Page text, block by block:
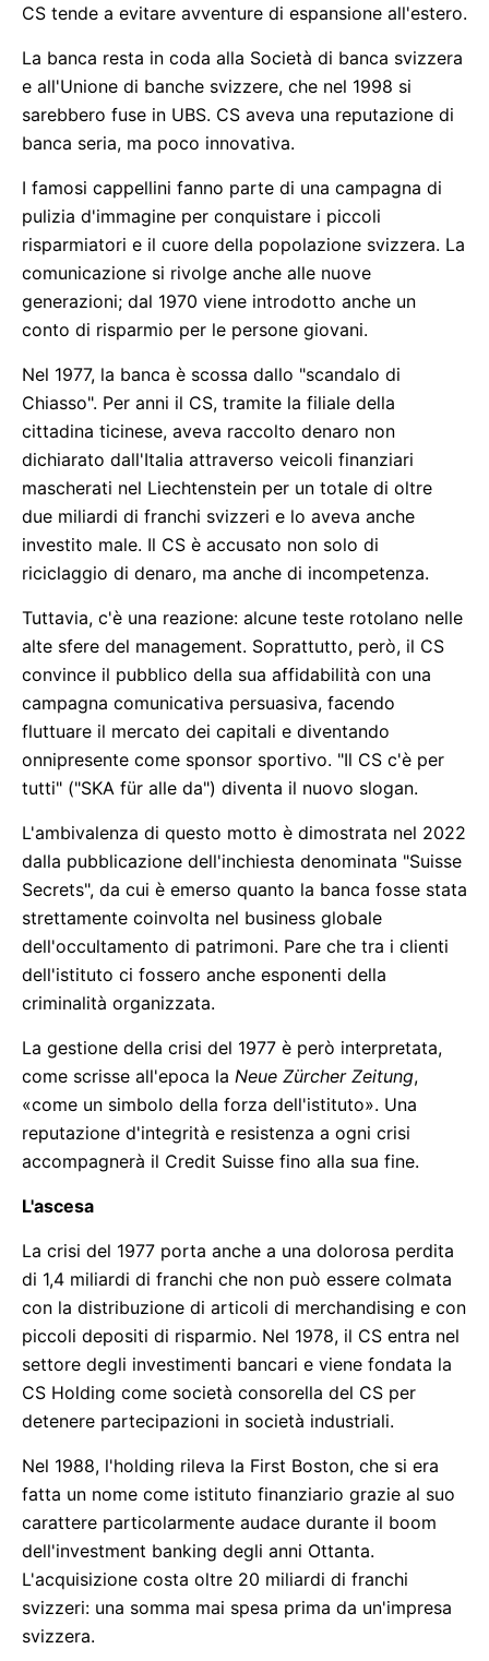
CS tende a evitare avventure di espansione all'estero.
La banca resta in coda alla Società di banca svizzera
e all'Unione di banche svizzere, che nel 1998 si
sarebbero fuse in UBS. CS aveva una reputazione di
banca seria, ma poco innovativa.
I famosi cappellini fanno parte di una campagna di
pulizia d'immagine per conquistare i piccoli
risparmiatori e il cuore della popolazione svizzera. La
comunicazione si rivolge anche alle nuove
generazioni; dal 1970 viene introdotto anche un
conto di risparmio per le persone giovani.
Nel 1977, la banca è scossa dallo "scandalo di
Chiasso". Per anni il CS, tramite la filiale della
cittadina ticinese, aveva raccolto denaro non
dichiarato dall'Italia attraverso veicoli finanziari
mascherati nel Liechtenstein per un totale di oltre
due miliardi di franchi svizzeri e lo aveva anche
investito male. Il CS è accusato non solo di
riciclaggio di denaro, ma anche di incompetenza.
Tuttavia, c'è una reazione: alcune teste rotolano nelle
alte sfere del management. Soprattutto, però, il CS
convince il pubblico della sua affidabilità con una
campagna comunicativa persuasiva, facendo
fluttuare il mercato dei capitali e diventando
onnipresente come sponsor sportivo. "Il CS c'è per
tutti" ("SKA für alle da") diventa il nuovo slogan.
L'ambivalenza di questo motto è dimostrata nel 2022
dalla pubblicazione dell'inchiesta denominata "Suisse
Secrets", da cui è emerso quanto la banca fosse stata
strettamente coinvolta nel business globale
dell'occultamento di patrimoni. Pare che tra i clienti
dell'istituto ci fossero anche esponenti della
criminalità organizzata.
La gestione della crisi del 1977 è però interpretata,
come scrisse all'epoca la Neue Zürcher Zeitung,
«come un simbolo della forza dell'istituto». Una
reputazione d'integrità e resistenza a ogni crisi
accompagnerà il Credit Suisse fino alla sua fine.
L'ascesa
La crisi del 1977 porta anche a una dolorosa perdita
di 1,4 miliardi di franchi che non può essere colmata
con la distribuzione di articoli di merchandising e con
piccoli depositi di risparmio. Nel 1978, il CS entra nel
settore degli investimenti bancari e viene fondata la
CS Holding come società consorella del CS per
detenere partecipazioni in società industriali.
Nel 1988, l'holding rileva la First Boston, che si era
fatta un nome come istituto finanziario grazie al suo
carattere particolarmente audace durante il boom
dell'investment banking degli anni Ottanta.
L'acquisizione costa oltre 20 miliardi di franchi
svizzeri: una somma mai spesa prima da un'impresa
svizzera.